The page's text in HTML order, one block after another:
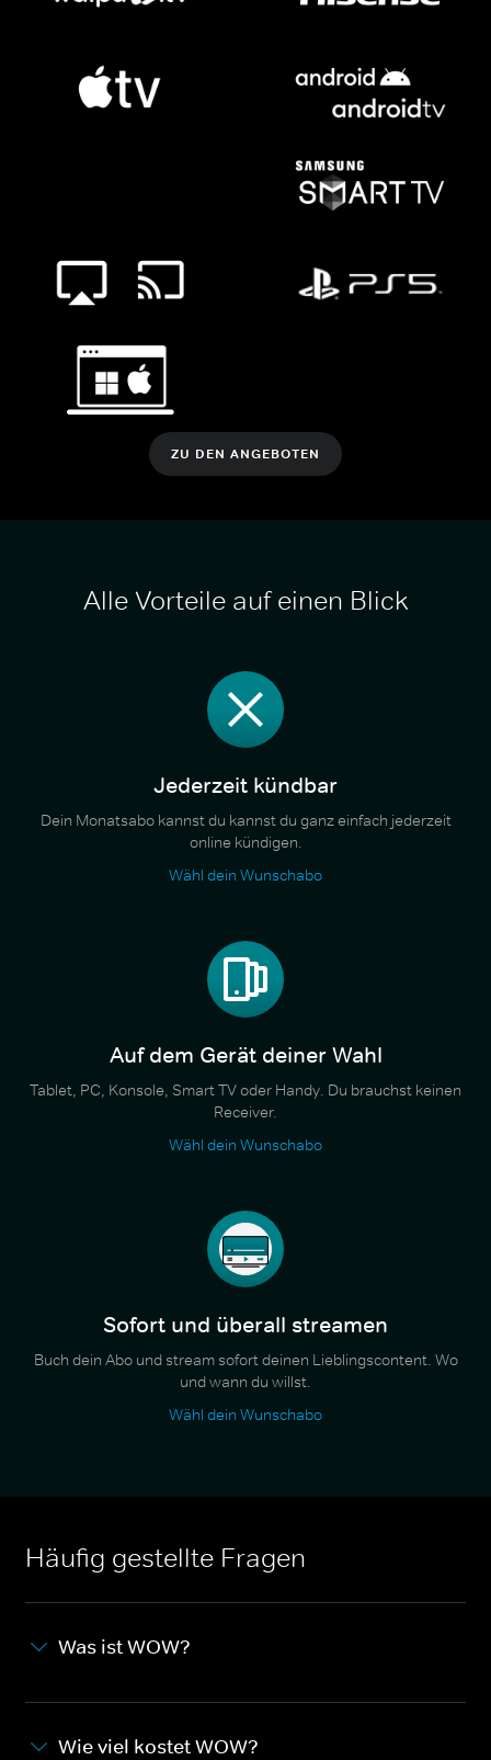
ZU DEN ANGEBOTEN
Alle Vorteile auf einen Blick
Jederzeit kündbar
Dein Monatsabo kannst du kannst du ganz einfach jederzeit
online kündigen.
Wähl dein Wunschabo
Auf dem Gerät deiner Wahl
Tablet, PC, Konsole, Smart TV oder Handy. Du brauchst keinen
Receiver.
Wähl dein Wunschabo
Sofort und überall streamen
Buch dein Abo und stream sofort deinen Lieblingscontent. Wo
und wann du willst.
Wähl dein Wunschabo
Häufig gestellte Fragen
Was ist WOW?
Wie viel kostet WOW?